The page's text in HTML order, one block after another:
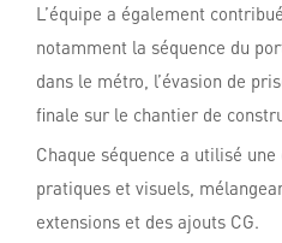
L’équipe a également
notamment la séquence du
dans le métro, l’évasion de
finale sur le chantier de
Chaque séquence a utilisé
pratiques et visuels,
extensions et des ajouts CG.